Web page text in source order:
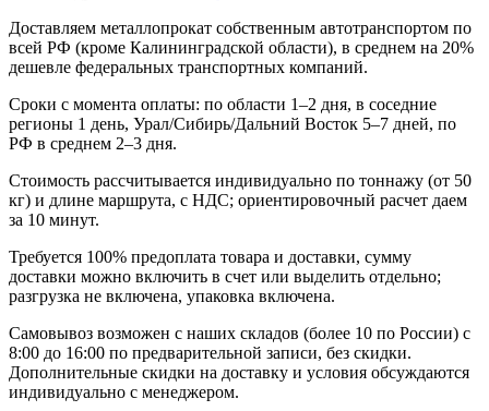
Доставляем металлопрокат собственным автотранспортом по
всей РФ (кроме Калининградской области), в среднем на 20%
дешевле федеральных транспортных компаний.
Сроки с момента оплаты: по области 1–2 дня, в соседние
регионы 1 день, Урал/Сибирь/Дальний Восток 5–7 дней, по
РФ в среднем 2–3 дня.
Стоимость рассчитывается индивидуально по тоннажу (от 50
кг) и длине маршрута, с НДС; ориентировочный расчет даем
за 10 минут.
Требуется 100% предоплата товара и доставки, сумму
доставки можно включить в счет или выделить отдельно;
разгрузка не включена, упаковка включена.
Самовывоз возможен с наших складов (более 10 по России) с
8:00 до 16:00 по предварительной записи, без скидки.
Дополнительные скидки на доставку и условия обсуждаются
индивидуально с менеджером.